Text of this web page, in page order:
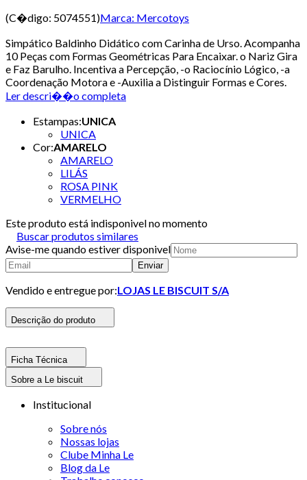
(C�digo: 5074551)Marca: Mercotoys
Simpático Baldinho Didático com Carinha de Urso. Acompanha
10 Peças com Formas Geométricas Para Encaixar. o Nariz Gira
e Faz Barulho. Incentiva a Percepção, -o Raciocínio Lógico, -a
Coordenação Motora e -Auxilia a Distinguir Formas e Cores.
Ler descri��o completa
Estampas:UNICA
UNICA
Cor:AMARELO
AMARELO
LILÁS
ROSA PINK
VERMELHO
Este produto está indisponivel no momento
Buscar produtos similares
Avise-me quando estiver disponivel
Enviar
Vendido e entregue por:LOJAS LE BISCUIT S/A
Descrição do produto
Ficha Técnica
Sobre a Le biscuit
Institucional
Sobre nós
Nossas lojas
Clube Minha Le
Blog da Le